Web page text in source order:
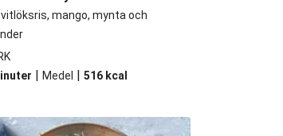
mango, mynta och
| Medel | 516 kcal